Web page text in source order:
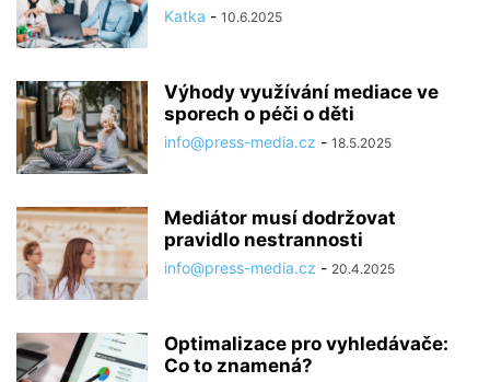
Katka - 10.6.2025
Výhody využívání mediace ve
sporech o péči o děti
info@press-media.cz - 18.5.2025
Mediátor musí dodržovat
pravidlo nestrannosti
info@press-media.cz - 20.4.2025
Optimalizace pro vyhledávače:
Co to znamená?